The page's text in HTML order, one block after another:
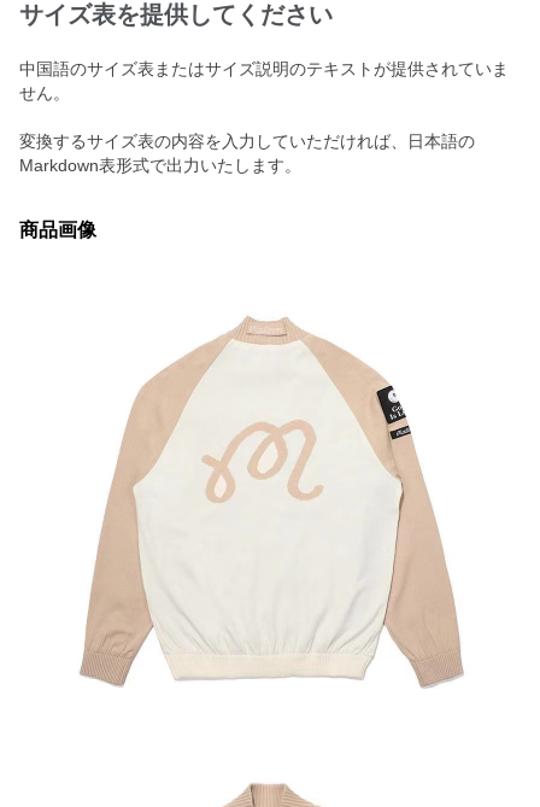
サイズ表を提供してください
中国語のサイズ表またはサイズ説明のテキストが提供されていま
せん。
変換するサイズ表の内容を入力していただければ、日本語の
Markdown表形式で出力いたします。
商品画像